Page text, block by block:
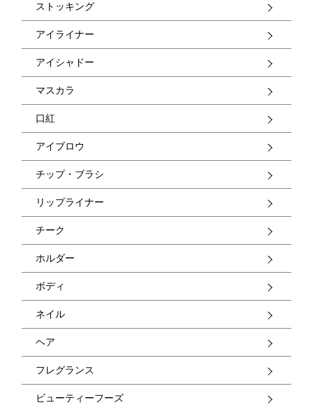
ストッキング
アイライナー
アイシャドー
マスカラ
口紅
アイブロウ
チップ・ブラシ
リップライナー
チーク
ホルダー
ボディ
ネイル
ヘア
フレグランス
ビューティーフーズ